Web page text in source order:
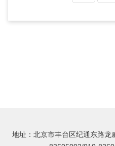
地址：北京市丰台区纪通东路